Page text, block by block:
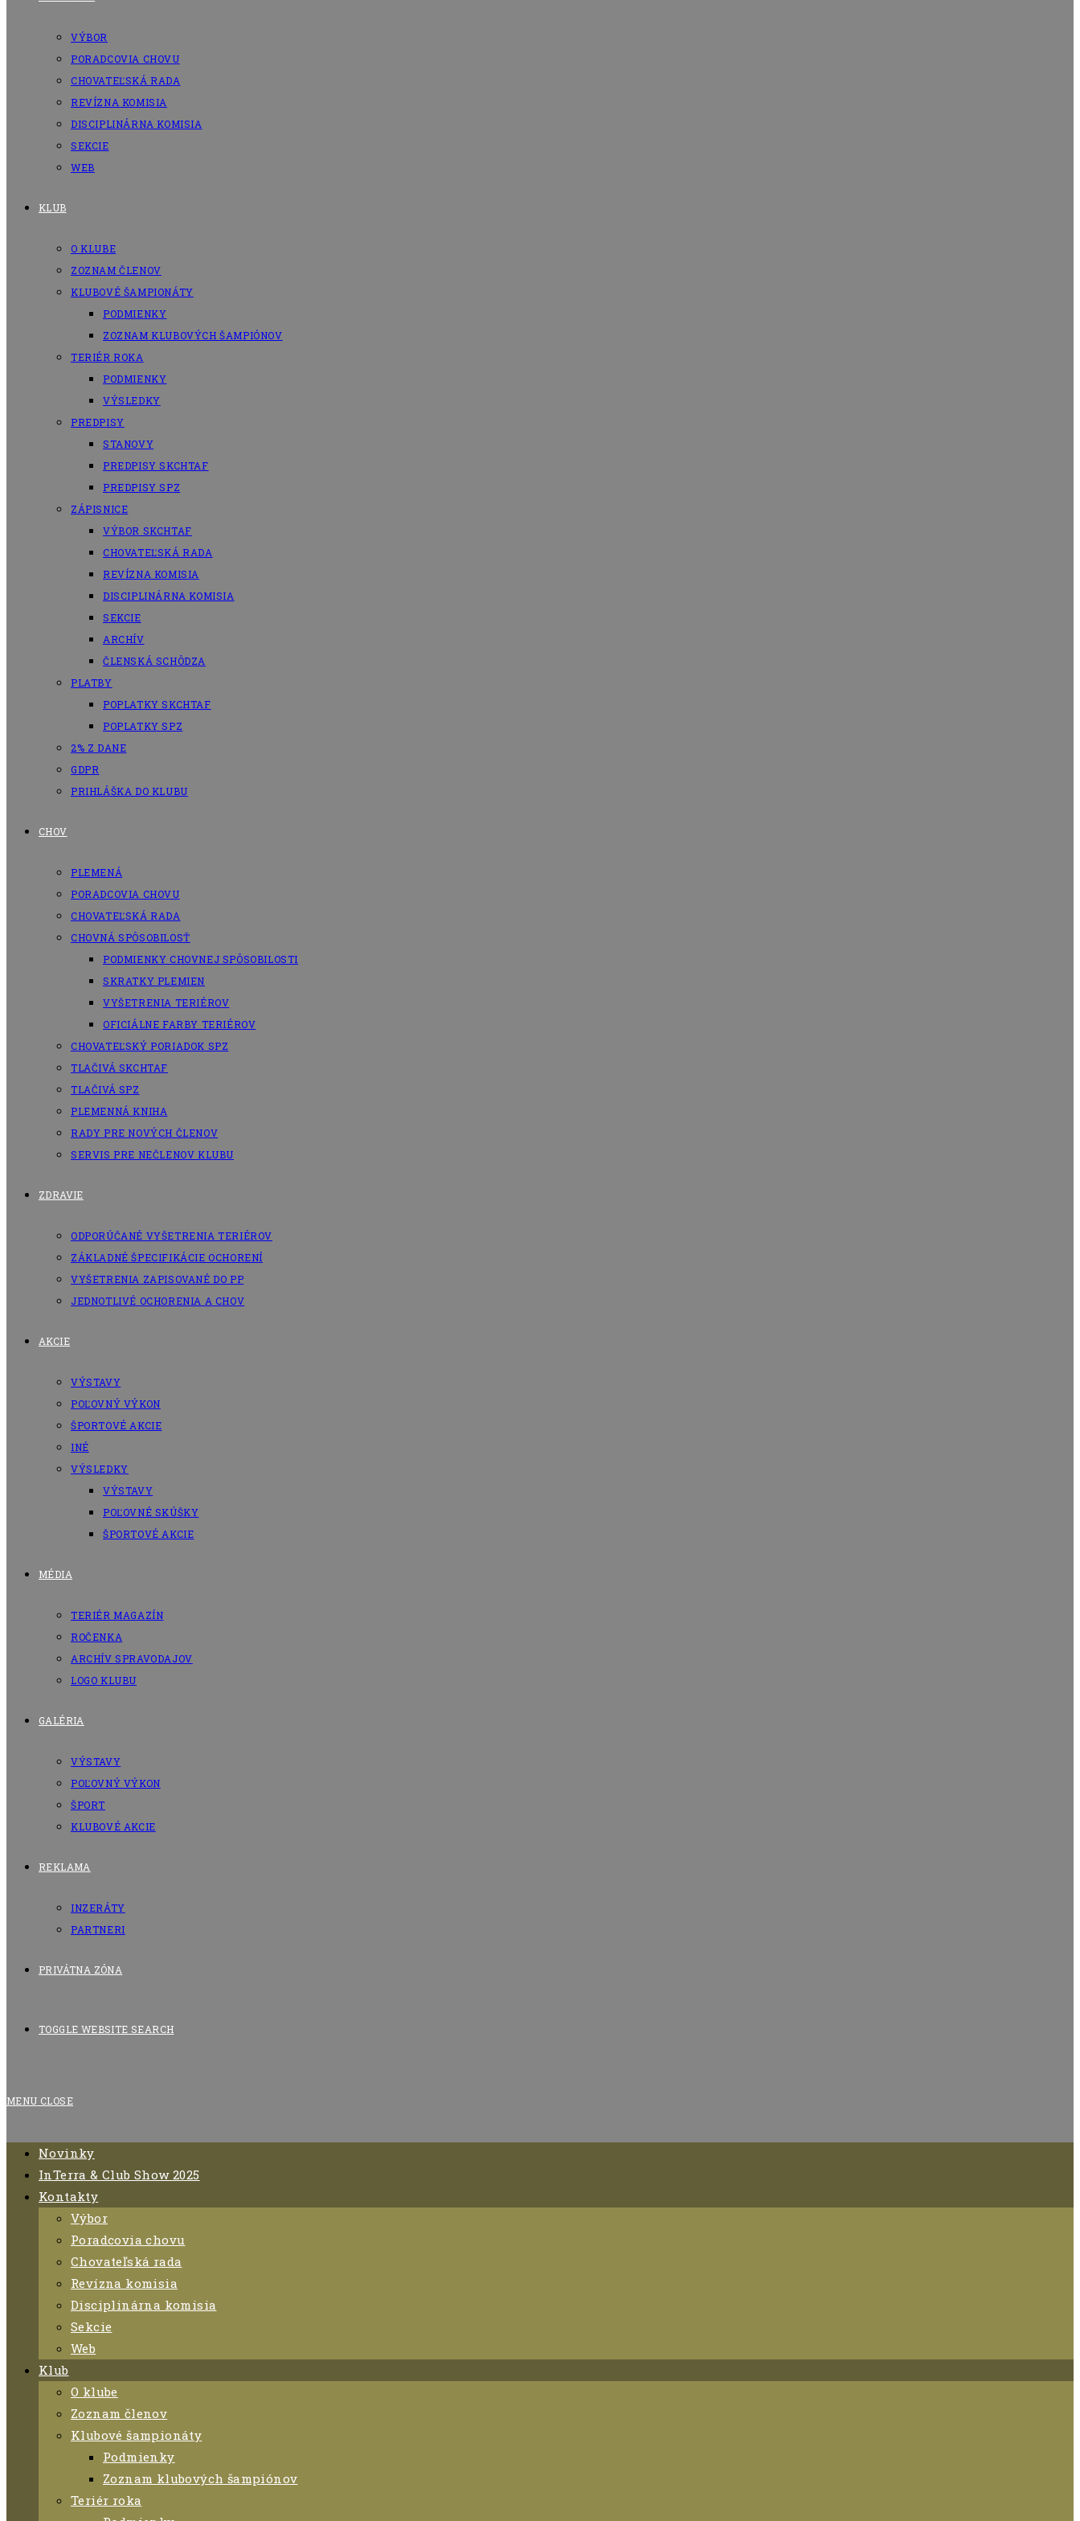
VÝBOR
PORADCOVIA CHOVU
CHOVATEĽSKÁ RADA
REVÍZNA KOMISIA
DISCIPLINÁRNA KOMISIA
SEKCIE
WEB
KLUB
O KLUBE
ZOZNAM ČLENOV
KLUBOVÉ ŠAMPIONÁTY
PODMIENKY
ZOZNAM KLUBOVÝCH ŠAMPIÓNOV
TERIÉR ROKA
PODMIENKY
VÝSLEDKY
PREDPISY
STANOVY
PREDPISY SKCHTAF
PREDPISY SPZ
ZÁPISNICE
VÝBOR SKCHTAF
CHOVATEĽSKÁ RADA
REVÍZNA KOMISIA
DISCIPLINÁRNA KOMISIA
SEKCIE
ARCHÍV
ČLENSKÁ SCHÔDZA
PLATBY
POPLATKY SKCHTAF
POPLATKY SPZ
2% Z DANE
GDPR
PRIHLÁŠKA DO KLUBU
CHOV
PLEMENÁ
PORADCOVIA CHOVU
CHOVATEĽSKÁ RADA
CHOVNÁ SPÔSOBILOSŤ
PODMIENKY CHOVNEJ SPÔSOBILOSTI
SKRATKY PLEMIEN
VYŠETRENIA TERIÉROV
OFICIÁLNE FARBY TERIÉROV
CHOVATEĽSKÝ PORIADOK SPZ
TLAČIVÁ SKCHTAF
TLAČIVÁ SPZ
PLEMENNÁ KNIHA
RADY PRE NOVÝCH ČLENOV
SERVIS PRE NEČLENOV KLUBU
ZDRAVIE
ODPORÚČANÉ VYŠETRENIA TERIÉROV
ZÁKLADNÉ ŠPECIFIKÁCIE OCHORENÍ
VYŠETRENIA ZAPISOVANÉ DO PP
JEDNOTLIVÉ OCHORENIA A CHOV
AKCIE
VÝSTAVY
POĽOVNÝ VÝKON
ŠPORTOVÉ AKCIE
INÉ
VÝSLEDKY
VÝSTAVY
POĽOVNÉ SKÚŠKY
ŠPORTOVÉ AKCIE
MÉDIA
TERIÉR MAGAZÍN
ROČENKA
ARCHÍV SPRAVODAJOV
LOGO KLUBU
GALÉRIA
VÝSTAVY
POĽOVNÝ VÝKON
ŠPORT
KLUBOVÉ AKCIE
REKLAMA
INZERÁTY
PARTNERI
PRIVÁTNA ZÓNA
TOGGLE WEBSITE SEARCH
MENU CLOSE
Novinky
InTerra & Club Show 2025
Kontakty
Výbor
Poradcovia chovu
Chovateľská rada
Revízna komisia
Disciplinárna komisia
Sekcie
Web
Klub
O klube
Zoznam členov
Klubové šampionáty
Podmienky
Zoznam klubových šampiónov
Teriér roka